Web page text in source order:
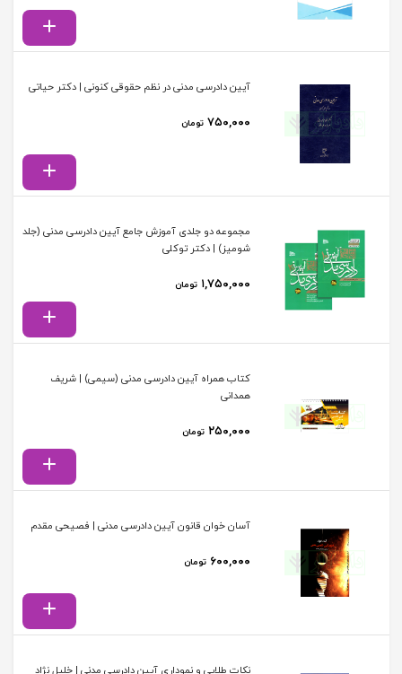
آیین دادرسی مدنی در نظم حقوقی کنونی | دکتر حیاتی
۷۵۰,۰۰۰ تومان
مجموعه دو جلدی آموزش جامع آیین دادرسی مدنی (جلد
شومیز) | دکتر توکلی
۱,۷۵۰,۰۰۰ تومان
کتاب همراه آیین دادرسی مدنی (سیمی) | شریف
همدانی
۲۵۰,۰۰۰ تومان
آسان خوان قانون آیین دادرسی مدنی | فصیحی مقدم
۶۰۰,۰۰۰ تومان
نکات طلایی و نموداری آیین دادرسی مدنی | خلیل نژاد